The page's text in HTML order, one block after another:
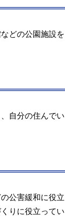
どの公園施設を
自分の住んでい
公害緩和に役立
りに役立ってい